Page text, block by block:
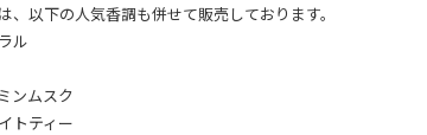
、以下の人気香調も併せて販売しております。
ル
ンムスク
トティー